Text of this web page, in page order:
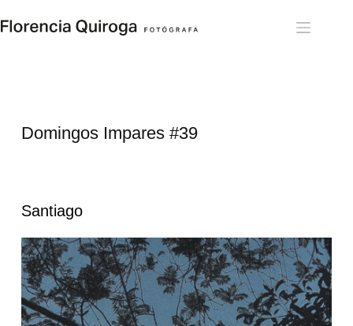
al
contenido
Domingos Impares #39
Santiago